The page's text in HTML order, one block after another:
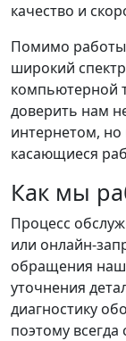
качество и
Помимо работы
широкий
компьютерной
доверить нам
интернетом,
касающиеся
Как мы
Процесс
или онлайн-
обращения наш
уточнения
диагностику
поэтому